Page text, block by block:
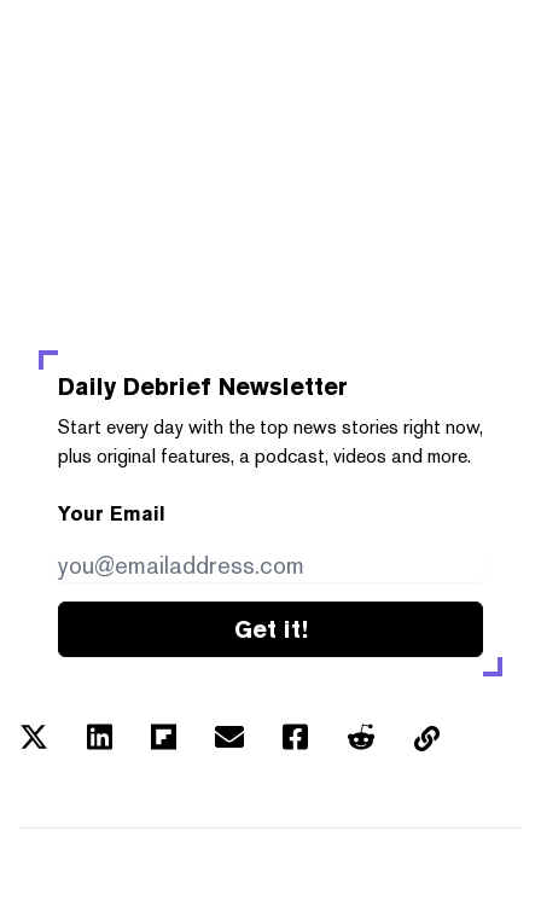
Daily Debrief Newsletter
Start every day with the top news stories right now,
plus original features, a podcast, videos and more.
Your Email
Get it!